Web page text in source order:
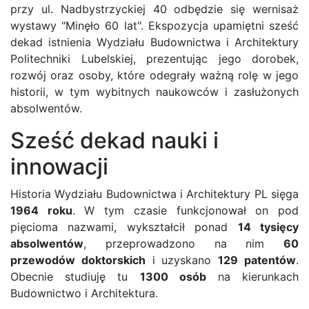
przy ul. Nadbystrzyckiej 40 odbędzie się wernisaż
wystawy "Minęło 60 lat". Ekspozycja upamiętni sześć
dekad istnienia Wydziału Budownictwa i Architektury
Politechniki Lubelskiej, prezentując jego dorobek,
rozwój oraz osoby, które odegrały ważną rolę w jego
historii, w tym wybitnych naukowców i zasłużonych
absolwentów.
Sześć dekad nauki i
innowacji
Historia Wydziału Budownictwa i Architektury PL sięga
1964 roku. W tym czasie funkcjonował on pod
pięcioma nazwami, wykształcił ponad 14 tysięcy
absolwentów, przeprowadzono na nim 60
przewodów doktorskich i uzyskano129 patentów.
Obecnie studiuję tu 1300 osóbna kierunkach
Budownictwo i Architektura.